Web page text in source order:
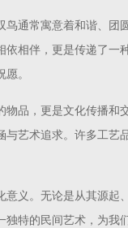
通常寓意着和谐、团
相伴，更是传递了一
。
品，更是文化传播和
艺术追求。许多工艺
意义。无论是从其源起
特的民间艺术，为我